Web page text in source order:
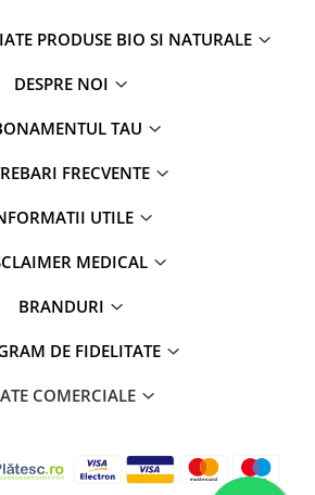
PRODUSE BIO SI NATURALE
DESPRE NOI
TAU
FRECVENTE
UTILE
MEDICAL
BRANDURI
DE FIDELITATE
COMERCIALE